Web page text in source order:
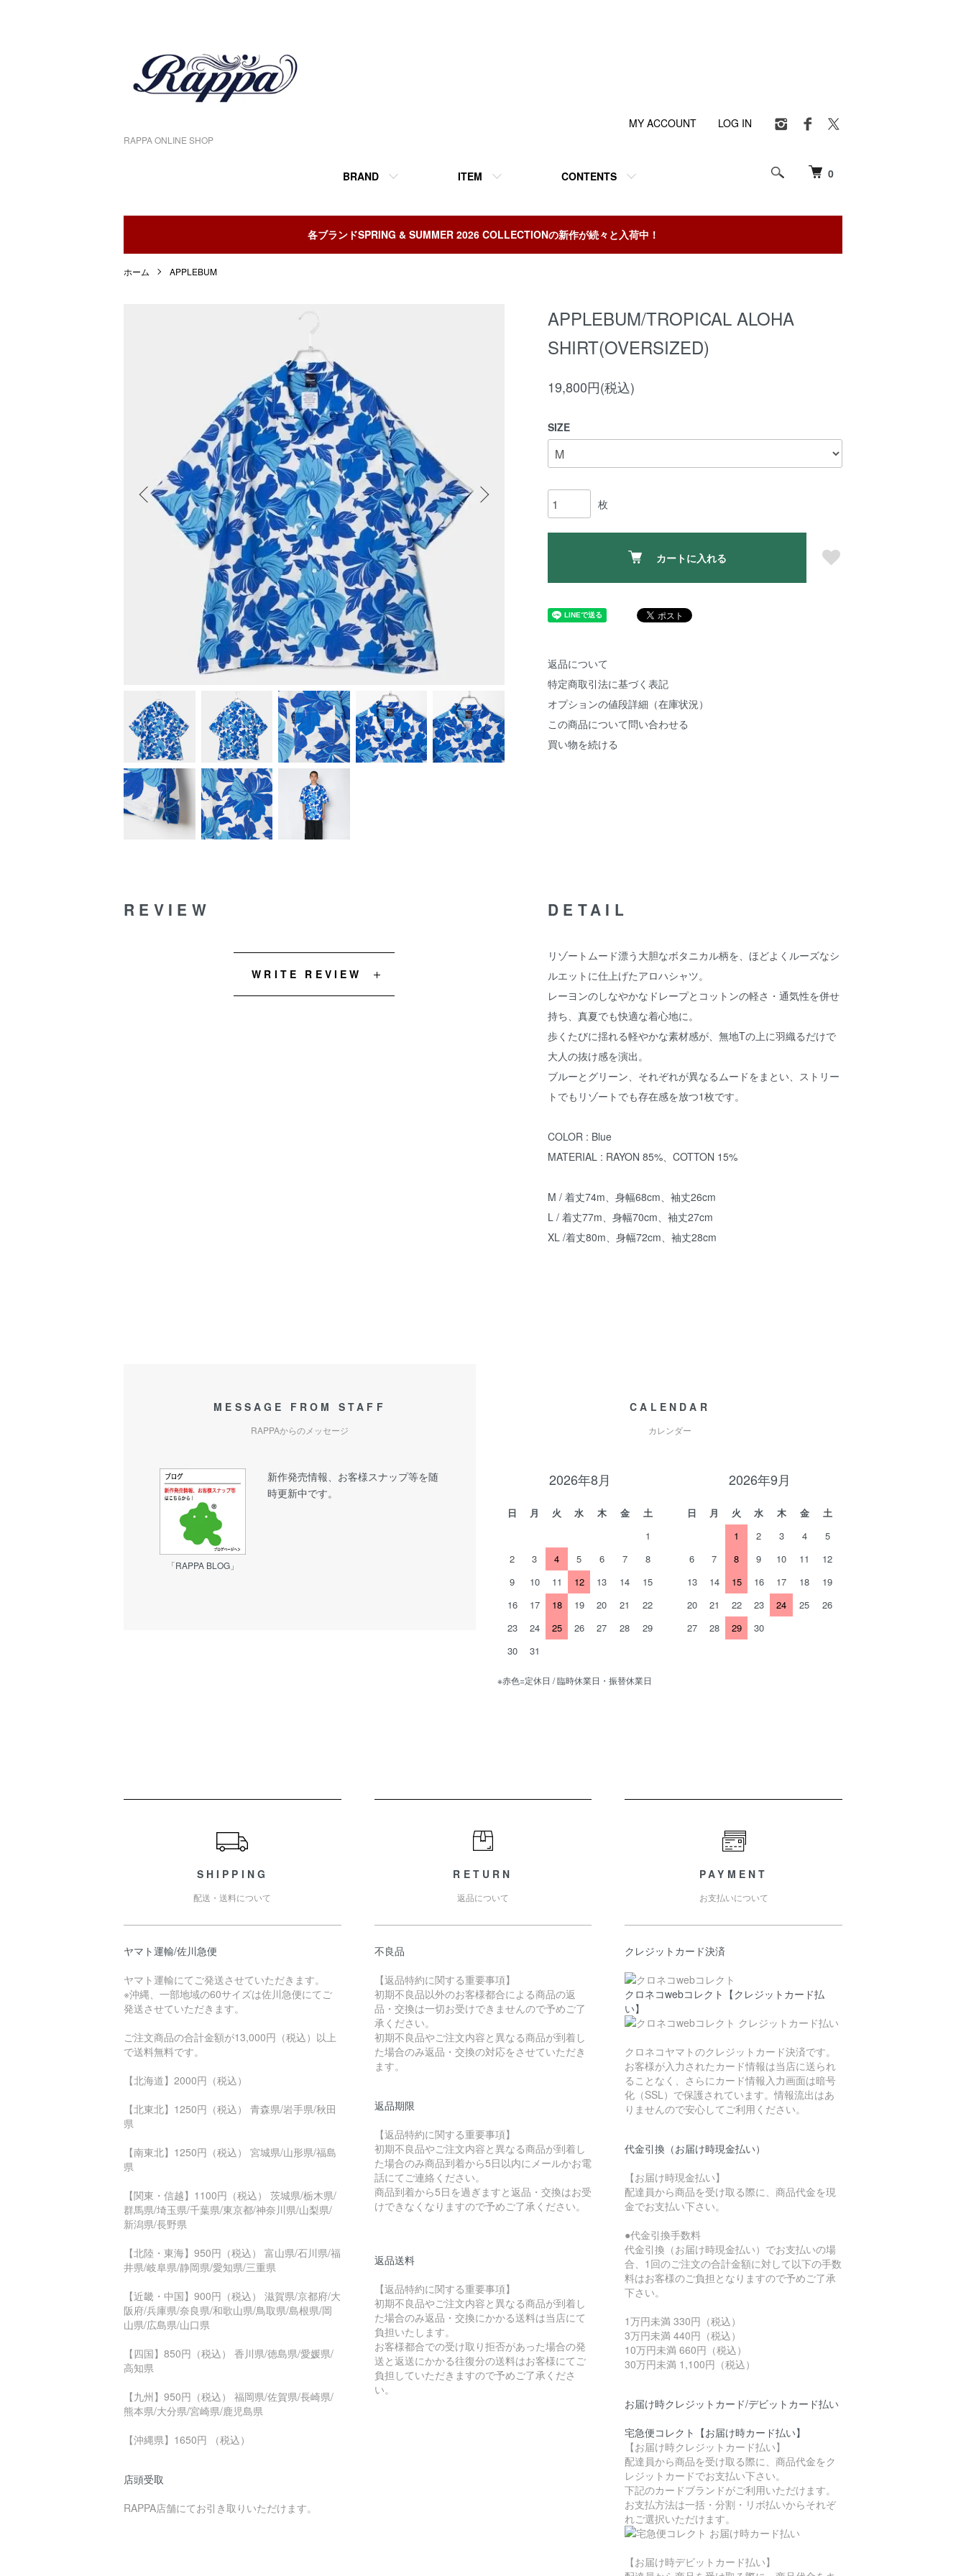
RAPPA ONLINE SHOP
0
BRAND ITEM CONTENTS
MY ACCOUNT LOG IN
各ブランドSPRING & SUMMER 2026 COLLECTIONの新作が続々と入荷中！
ホーム APPLEBUM
APPLEBUM/TROPICAL ALOHA
SHIRT(OVERSIZED)
19,800円(税込)
SIZE
枚
カートに入れる
返品について
特定商取引法に基づく表記
オプションの値段詳細（在庫状況）
この商品について問い合わせる
買い物を続ける
DETAIL
リゾートムード漂う大胆なボタニカル柄を、ほどよくルーズなシ
ルエットに仕上げたアロハシャツ。
レーヨンのしなやかなドレープとコットンの軽さ・通気性を併せ
持ち、真夏でも快適な着心地に。
歩くたびに揺れる軽やかな素材感が、無地Tの上に羽織るだけで
大人の抜け感を演出。
ブルーとグリーン、それぞれが異なるムードをまとい、ストリー
トでもリゾートでも存在感を放つ1枚です。
COLOR : Blue
MATERIAL : RAYON 85%、COTTON 15%
M / 着丈74m、身幅68cm、袖丈26cm
L / 着丈77m、身幅70cm、袖丈27cm
XL /着丈80m、身幅72cm、袖丈28cm
REVIEW
WRITE REVIEW
MESSAGE FROM STAFF
RAPPAからのメッセージ
「RAPPA BLOG」
新作発売情報、お客様スナップ等を随
時更新中です。
CALENDAR
カレンダー
2026年8月
日 月 火 水 木 金
土
1
2
3 4 5 6 7
8
9
10 11 12 13 14
15
16
17 18 19 20 21
22
23
24 25 26 27 28
29
30
31
2026年9月
日 月 火 水 木 金
土
1
2 3 4
5
6
7 8 9 10 11
12
13
14 15 16 17 18
19
20
21 22 23 24 25
26
27
28 29 30
※赤色=定休日 / 臨時休業日・振替休業日
SHIPPING
配送・送料について
ヤマト運輸/佐川急便
ヤマト運輸にてご発送させていただきます。
※沖縄、一部地域の60サイズは佐川急便にてご
発送させていただきます。
ご注文商品の合計金額が13,000円（税込）以上
で送料無料です。
【北海道】2000円（税込）
【北東北】1250円（税込） 青森県/岩手県/秋田
県
【南東北】1250円（税込） 宮城県/山形県/福島
県
【関東・信越】1100円（税込） 茨城県/栃木県/
群馬県/埼玉県/千葉県/東京都/神奈川県/山梨県/
新潟県/長野県
【北陸・東海】950円（税込） 富山県/石川県/福
井県/岐阜県/静岡県/愛知県/三重県
【近畿・中国】900円（税込） 滋賀県/京都府/大
阪府/兵庫県/奈良県/和歌山県/鳥取県/島根県/岡
山県/広島県/山口県
【四国】850円（税込） 香川県/徳島県/愛媛県/
高知県
【九州】950円（税込） 福岡県/佐賀県/長崎県/
熊本県/大分県/宮崎県/鹿児島県
【沖縄県】1650円 （税込）
店頭受取
RAPPA店舗にてお引き取りいただけます。
RETURN
返品について
不良品
【返品特約に関する重要事項】
初期不良品以外のお客様都合による商品の返
品・交換は一切お受けできませんので予めご了
承ください。
初期不良品やご注文内容と異なる商品が到着し
た場合のみ返品・交換の対応をさせていただき
ます。
返品期限
【返品特約に関する重要事項】
初期不良品やご注文内容と異なる商品が到着し
た場合のみ商品到着から5日以内にメールかお電
話にてご連絡ください。
商品到着から5日を過ぎますと返品・交換はお受
けできなくなりますので予めご了承ください。
返品送料
【返品特約に関する重要事項】
初期不良品やご注文内容と異なる商品が到着し
た場合のみ返品・交換にかかる送料は当店にて
負担いたします。
お客様都合での受け取り拒否があった場合の発
送と返送にかかる往復分の送料はお客様にてご
負担していただきますので予めご了承くださ
い。
PAYMENT
お支払いについて
クレジットカード決済
クロネコwebコレクト【クレジットカード払
い】
クロネコヤマトのクレジットカード決済です。
お客様が入力されたカード情報は当店に送られ
ることなく、さらにカード情報入力画面は暗号
化（SSL）で保護されています。情報流出はあ
りませんので安心してご利用ください。
代金引換（お届け時現金払い）
【お届け時現金払い】
配達員から商品を受け取る際に、商品代金を現
金でお支払い下さい。
●代金引換手数料
代金引換（お届け時現金払い）でお支払いの場
合、1回のご注文の合計金額に対して以下の手数
料はお客様のご負担となりますので予めご了承
下さい。
1万円未満 330円（税込）
3万円未満 440円（税込）
10万円未満 660円（税込）
30万円未満 1,100円（税込）
お届け時クレジットカード/デビットカード払い
宅急便コレクト【お届け時カード払い】
【お届け時クレジットカード払い】
配達員から商品を受け取る際に、商品代金をク
レジットカードでお支払い下さい。
下記のカードブランドがご利用いただけます。
お支払方法は一括・分割・リボ払いからそれぞ
れご選択いただけます。
【お届け時デビットカード払い】